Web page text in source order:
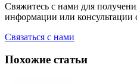
Свяжитесь с нами для
информации или консультации
Связаться с нами
Похожие статьи